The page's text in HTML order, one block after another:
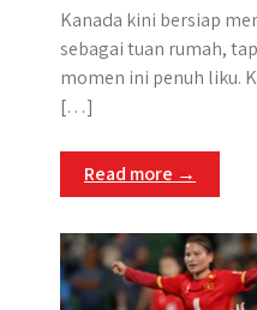
Kanada kini bersiap
sebagai tuan rumah,
momen ini penuh liku.
[…]
Read more →